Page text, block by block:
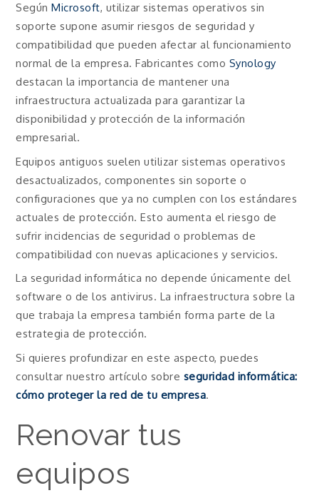
SegúnMicrosoft, utilizar sistemas operativos sin
soporte supone asumir riesgos de seguridad y
compatibilidad que pueden afectar al funcionamiento
normal de la empresa. Fabricantes como Synology
destacan la importancia de mantener una
infraestructura actualizada para garantizar la
disponibilidad y protección de la información
empresarial.
Equipos antiguos suelen utilizar sistemas operativos
desactualizados, componentes sin soporte o
configuraciones que ya no cumplen con los estándares
actuales de protección. Esto aumenta el riesgo de
sufrir incidencias de seguridad o problemas de
compatibilidad con nuevas aplicaciones y servicios.
La seguridad informática no depende únicamente del
software o de los antivirus. La infraestructura sobre la
que trabaja la empresa también forma parte de la
estrategia de protección.
Si quieres profundizar en este aspecto, puedes
consultar nuestro artículo sobre seguridad informática:
cómo proteger la red de tu empresa.
Renovar tus
equipos